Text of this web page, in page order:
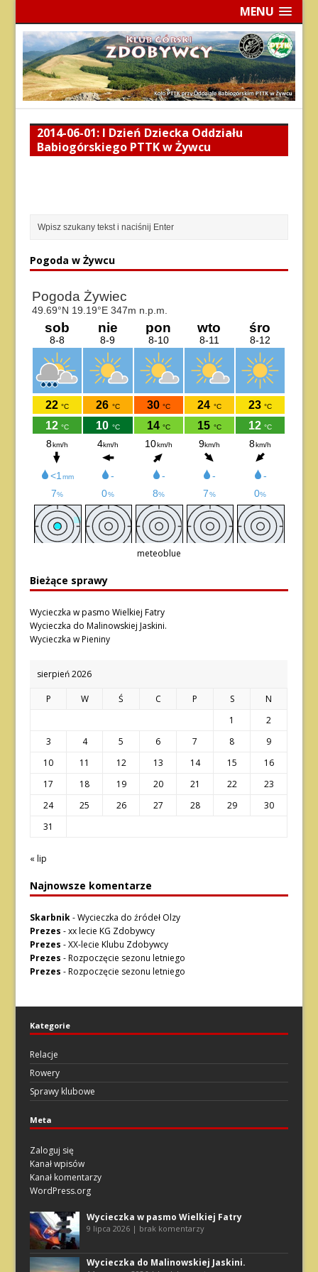
MENU
2014-06-01: I Dzień Dziecka Oddziału
Babiogórskiego PTTK w Żywcu
Pogoda w Żywcu
meteoblue
Bieżące sprawy
Wycieczka w pasmo Wielkiej Fatry
Wycieczka do Malinowskiej Jaskini.
Wycieczka w Pieniny
sierpień 2026
P W Ś C P S
N
1
2
3
4 5 6 7 8
9
10
11 12 13 14 15
16
17
18 19 20 21 22
23
24
25 26 27 28 29
30
31
« lip
Najnowsze komentarze
Skarbnik-Wycieczka do źródeł Olzy
Prezes -xx lecie KG Zdobywcy
Prezes -XX-lecie Klubu Zdobywcy
Prezes -Rozpoczęcie sezonu letniego
Prezes -Rozpoczęcie sezonu letniego
Kategorie
Relacje
Rowery
Sprawy klubowe
Meta
Zaloguj się
Kanał wpisów
Kanał komentarzy
WordPress.org
Wycieczka w pasmo Wielkiej Fatry
9 lipca 2026 | brak komentarzy
Wycieczka do Malinowskiej Jaskini.